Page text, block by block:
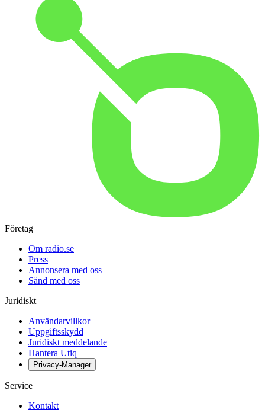
Företag
Om radio.se
Press
Annonsera med oss
Sänd med oss
Juridiskt
Användarvillkor
Uppgiftsskydd
Juridiskt meddelande
Hantera Utiq
Privacy-Manager
Service
Kontakt